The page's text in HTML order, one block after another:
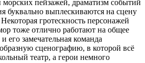
пейзажей, драматизм событий
буквально выплескиваются на сцену
гротескность персонажей
тоже отлично работают на общее
его замечательная команда
сценографию, в которой всё
театр, а герои немного